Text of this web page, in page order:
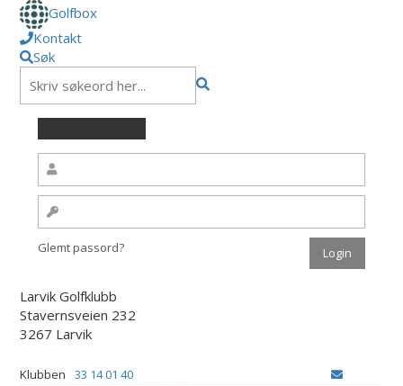
Golfbox
Kontakt
Søk
Glemt passord?
Larvik Golfklubb
Stavernsveien 232
3267 Larvik
Klubben 33 14 01 40